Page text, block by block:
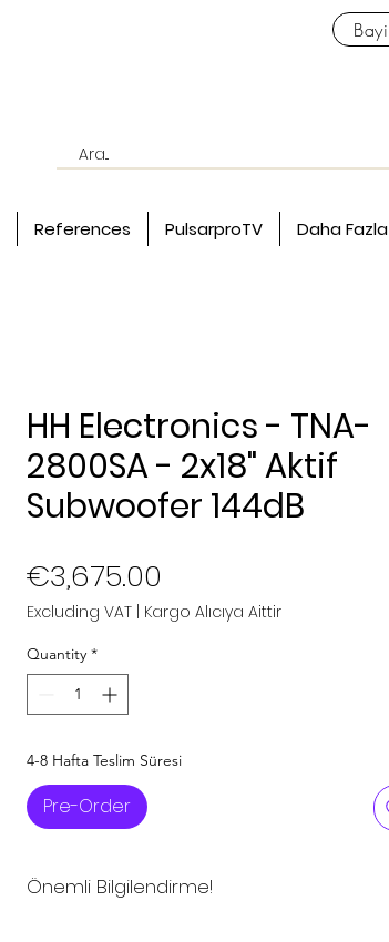
Bayi
References PulsarproTV Daha Fazla
HH Electronics - TNA-
2800SA - 2x18" Aktif
Subwoofer 144dB
€3,675.00
Excluding VAT | Kargo Alıcıya Aittir
Quantity *
4-8 Hafta Teslim Süresi
Pre-Order
Önemli Bilgilendirme!